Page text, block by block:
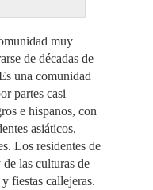
muy
de décadas de
una comunidad
partes casi
e hispanos, con
asiáticos,
Los residentes de
las culturas de
fiestas callejeras.